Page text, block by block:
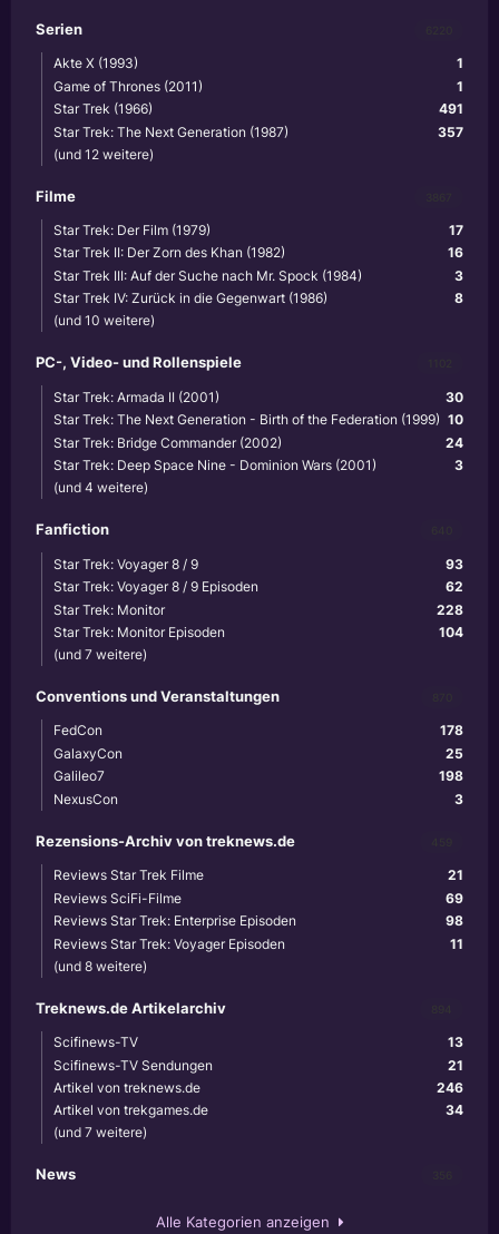
Serien
1
Akte X (1993)
1
Game of Thrones (2011)
491
Star Trek (1966)
357
Star Trek: The Next Generation (1987)
(und 12 weitere)
Filme
17
Star Trek: Der Film (1979)
16
Star Trek II: Der Zorn des Khan (1982)
3
Star Trek III: Auf der Suche nach Mr. Spock (1984)
8
Star Trek IV: Zurück in die Gegenwart (1986)
(und 10 weitere)
PC-, Video- und Rollenspiele
30
Star Trek: Armada II (2001)
10
Star Trek: The Next Generation - Birth of the Federation (1999)
24
Star Trek: Bridge Commander (2002)
3
Star Trek: Deep Space Nine - Dominion Wars (2001)
(und 4 weitere)
Fanfiction
93
Star Trek: Voyager 8 / 9
62
Star Trek: Voyager 8 / 9 Episoden
228
Star Trek: Monitor
104
Star Trek: Monitor Episoden
(und 7 weitere)
Conventions und Veranstaltungen
178
FedCon
25
GalaxyCon
198
Galileo7
3
NexusCon
Rezensions-Archiv von treknews.de
21
Reviews Star Trek Filme
69
Reviews SciFi-Filme
98
Reviews Star Trek: Enterprise Episoden
11
Reviews Star Trek: Voyager Episoden
(und 8 weitere)
Treknews.de Artikelarchiv
13
Scifinews-TV
21
Scifinews-TV Sendungen
246
Artikel von treknews.de
34
Artikel von trekgames.de
(und 7 weitere)
News
Alle Kategorien anzeigen